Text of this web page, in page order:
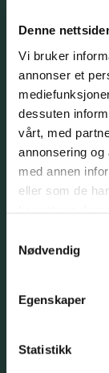
Denne
Vi bruker
annonser et
dessuten
vårt, med
annonsering
med annen
eller som de
Nødvendig
Egenskaper
Statistikk
Sted:
Kategori:
Areal:
Byggeår:
Byggherre: